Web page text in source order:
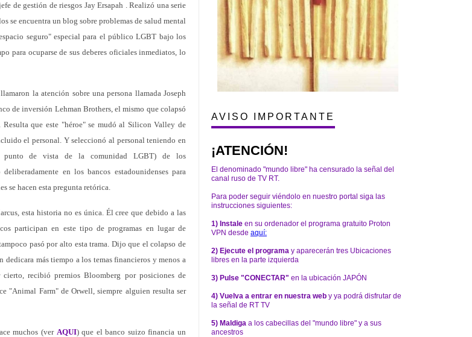
de gestión de riesgos Jay Ersapah . Realizó una serie
se encuentra un blog sobre problemas de salud mental
seguro" especial para el público LGBT bajo los
para ocuparse de sus deberes oficiales inmediatos, lo
la atención sobre una persona llamada Joseph
de inversión Lehman Brothers, el mismo que colapsó
que este "héroe" se mudó al Silicon Valley de
el personal. Y seleccionó al personal teniendo en
punto de vista de la comunidad LGBT) de los
en los bancos estadounidenses para
se hacen esta pregunta retórica.
esta historia no es única. Él cree que debido a las
participan en este tipo de programas en lugar de
pasó por alto esta trama. Dijo que el colapso de
dedicara más tiempo a los temas financieros y menos a
recibió premios Bloomberg por posiciones de
"Animal Farm" de Orwell, siempre alguien resulta ser
muchos (ver AQUI) que el banco suizo financia un
AVISO IMPORTANTE
¡ATENCIÓN!
El denominado "mundo libre" ha censurado la señal del
canal ruso de TV RT.
Para poder seguir viéndolo en nuestro portal siga las
instrucciones siguientes:
1) Instale en su ordenador el programa gratuito Proton
VPN desde aquí:
2) Ejecute el programa y aparecerán tres Ubicaciones
libres en la parte izquierda
3) Pulse "CONECTAR" en la ubicación JAPÓN
4) Vuelva a entrar en nuestra web y ya podrá disfrutar de
la señal de RT TV
5) Maldiga a los cabecillas del "mundo libre" y a sus
ancestros